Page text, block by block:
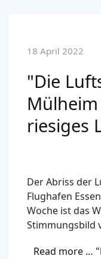
18 April 2022
"Die
riesiges
Der Abriss der
Flughafen
Woche ist das
Stimmungsbild
Read more …